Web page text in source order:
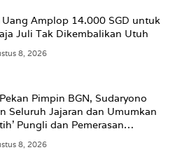
Uang Amplop 14.000 SGD untuk
Juli Tak Dikembalikan Utuh
8, 2026
Pimpin BGN, Sudaryono
Seluruh Jajaran dan Umumkan
Pungli dan Pemerasan
Berhenti Sekarang
8, 2026